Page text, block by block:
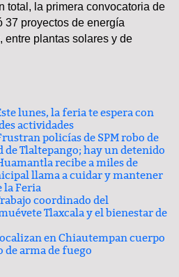
total, la primera convocatoria de
37 proyectos de energía
entre plantas solares y de
lunes, la feria te espera con
actividades
policías de SPM robo de
Tlaltepango; hay un detenido
recibe a miles de
llama a cuidar y mantener
la Feria
coordinado del
Tlaxcala y el bienestar de
en Chiautempan cuerpo
de arma de fuego